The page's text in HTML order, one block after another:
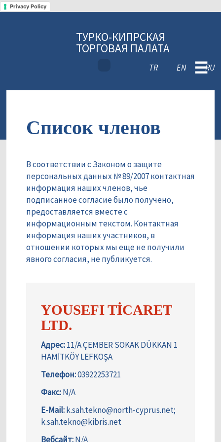
Privacy Policy
ТУРКО-КИПРСКАЯ
ТОРГОВАЯ ПАЛАТА
TR EN RU
☰
Список членов
В соответствии с Законом о защите
персональных данных № 89/2007 контактная
информация наших членов, чье
подписанное согласие было получено,
предоставляется вместе с
информационным текстом. Контактная
информация наших участников, в
отношении которых мы еще не получили
явного согласия, не публикуется.
YOUSEFI TİCARET
LTD.
Адрес:11/A ÇEMBER SOKAK DÜKKAN 1
HAMİTKÖY LEFKOŞA
Телефон:03922253721
Факс:N/A
E-Mail:k.sah.tekno@north-cyprus.net;
k.sah.tekno@kibris.net
Вебсайт:N/A